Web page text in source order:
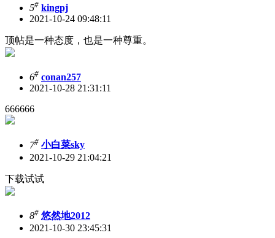
5# kingpj
2021-10-24 09:48:11
顶帖是一种态度，也是一种尊重。
6# conan257
2021-10-28 21:31:11
666666
7# 小白菜sky
2021-10-29 21:04:21
下载试试
8# 悠然地2012
2021-10-30 23:45:31